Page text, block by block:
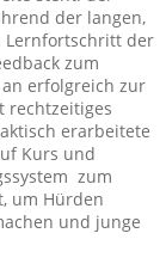
der langen,
Lernfortschritt der
zum
erfolgreich zur
rechtzeitiges
erarbeitete
Kurs und
zum
um Hürden
und junge